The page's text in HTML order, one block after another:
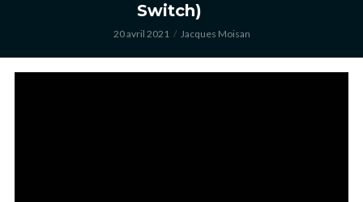
Switch)
20 avril 2021 Jacques Moisan